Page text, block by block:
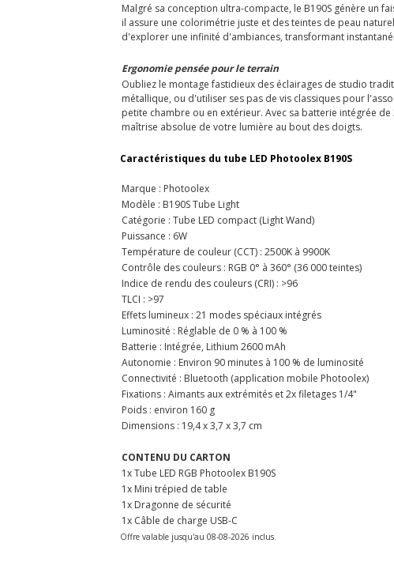
Malgré sa conception ultra-compacte, le B190S génère un
il assure une colorimétrie juste et des teintes de peau
d'explorer une infinité d'ambiances, transformant
Ergonomie pensée pour le terrain
Oubliez le montage fastidieux des éclairages de studio
métallique, ou d'utiliser ses pas de vis classiques pour
petite chambre ou en extérieur. Avec sa batterie intégrée
maîtrise absolue de votre lumière au bout des doigts.
Caractéristiques du tube LED Photoolex B190S
Marque : Photoolex
Modèle : B190S Tube Light
Catégorie : Tube LED compact (Light Wand)
Puissance : 6W
Température de couleur (CCT) : 2500K à 9900K
Contrôle des couleurs : RGB 0° à 360° (36 000 teintes)
Indice de rendu des couleurs (CRI) : >96
TLCI : >97
Effets lumineux : 21 modes spéciaux intégrés
Luminosité : Réglable de 0 % à 100 %
Batterie : Intégrée, Lithium 2600 mAh
Autonomie : Environ 90 minutes à 100 % de luminosité
Connectivité : Bluetooth (application mobile Photoolex)
Fixations : Aimants aux extrémités et 2x filetages 1/4"
Poids : environ 160 g
Dimensions : 19,4 x 3,7 x 3,7 cm
CONTENU DU CARTON
1x Tube LED RGB Photoolex B190S
1x Mini trépied de table
1x Dragonne de sécurité
1x Câble de charge USB-C
Offre valable jusqu'au 08-08-2026 inclus.